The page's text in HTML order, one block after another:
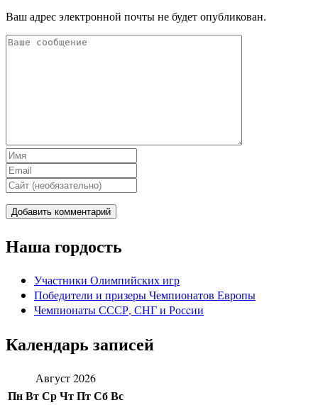
Ваш адрес электронной почты не будет опубликован.
Наша гордость
Участники Олимпийских игр
Победители и призеры Чемпионатов Европы
Чемпионаты СССР, СНГ и Росcии
Календарь записей
Август 2026
ПнВтСрЧтПтСбВс